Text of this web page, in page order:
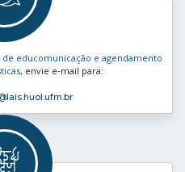
educomunicação e agendamento
, envie e‑mail para: